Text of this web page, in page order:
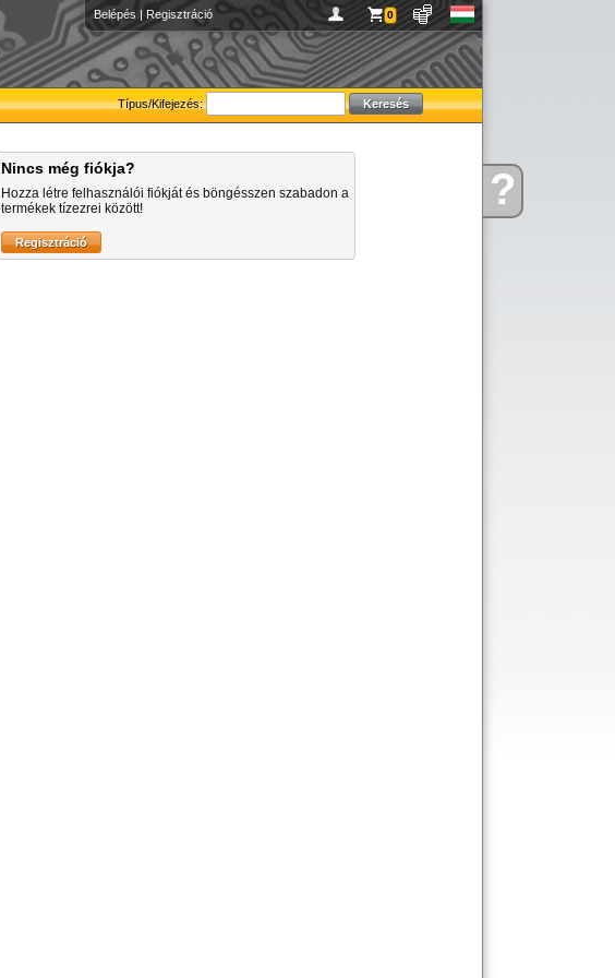
Kérdése?
Belépés | Regisztráció 0
Típus/Kifejezés:
Nincs még fiókja?
Hozza létre felhasználói fiókját és böngésszen szabadon a
termékek tízezrei között!